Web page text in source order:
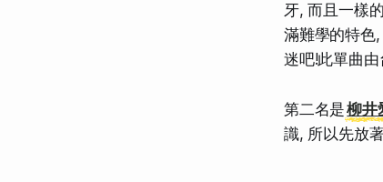
牙, 而且一樣
滿難學的特色
迷吧!此單曲
第二名是柳
識, 所以先放